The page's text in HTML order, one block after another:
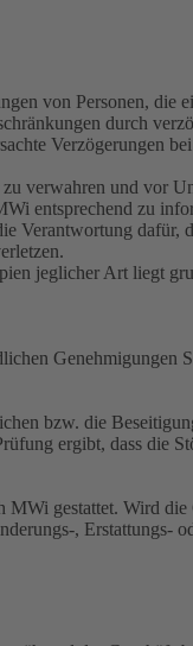
von Personen, die
durch
Verzögerungen
verwahren und vor
entsprechend zu
Verantwortung dafür,
jeglicher Art liegt
Genehmigungen
bzw. die
ergibt, dass die
gestattet. Wird
, Erstattungs-